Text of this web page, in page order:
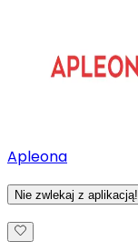
Apleona
Nie zwlekaj z aplikacją!